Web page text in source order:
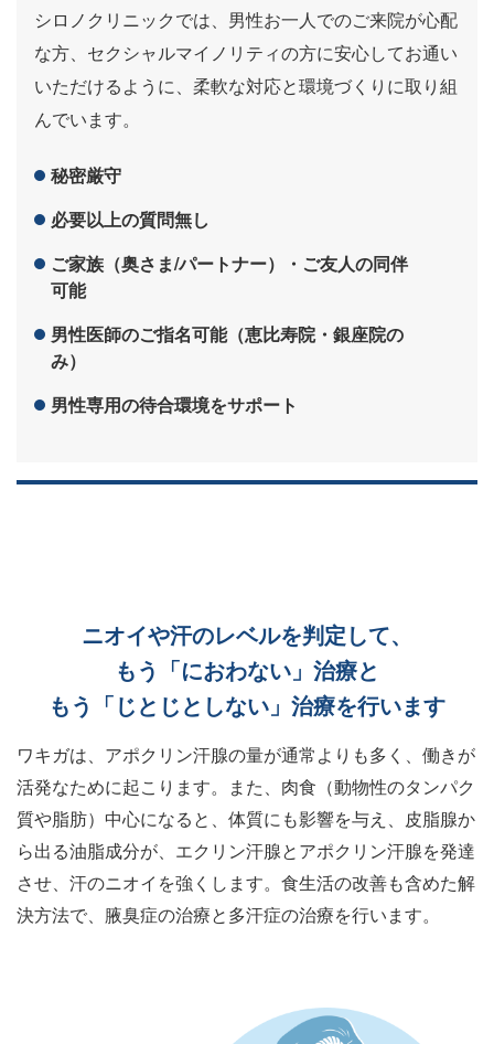
シロノクリニックでは、男性お一人でのご来院が心配
な方、セクシャルマイノリティの方に安心してお通い
いただけるように、柔軟な対応と環境づくりに取り組
んでいます。
秘密厳守
必要以上の質問無し
ご家族（奥さま/パートナー）・ご友人の同伴
可能
男性医師のご指名可能（恵比寿院・銀座院の
み）
男性専用の待合環境をサポート
ニオイや汗のレベルを判定して、
もう「におわない」治療と
もう「じとじとしない」治療を行います
ワキガは、アポクリン汗腺の量が通常よりも多く、働きが
活発なために起こります。また、肉食（動物性のタンパク
質や脂肪）中心になると、体質にも影響を与え、皮脂腺か
ら出る油脂成分が、エクリン汗腺とアポクリン汗腺を発達
させ、汗のニオイを強くします。食生活の改善も含めた解
決方法で、腋臭症の治療と多汗症の治療を行います。